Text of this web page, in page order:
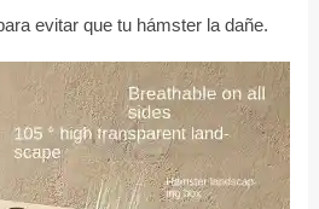
evitar que tu hámster la dañe.